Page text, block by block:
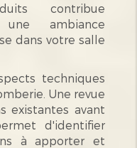
contribue
ambiance
dans votre salle
techniques
Une revue
existantes avant
d'identifier
à apporter et